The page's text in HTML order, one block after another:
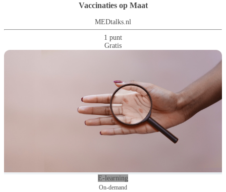
Vaccinaties op Maat
MEDtalks.nl
1 punt
Gratis
E-learning
On-demand